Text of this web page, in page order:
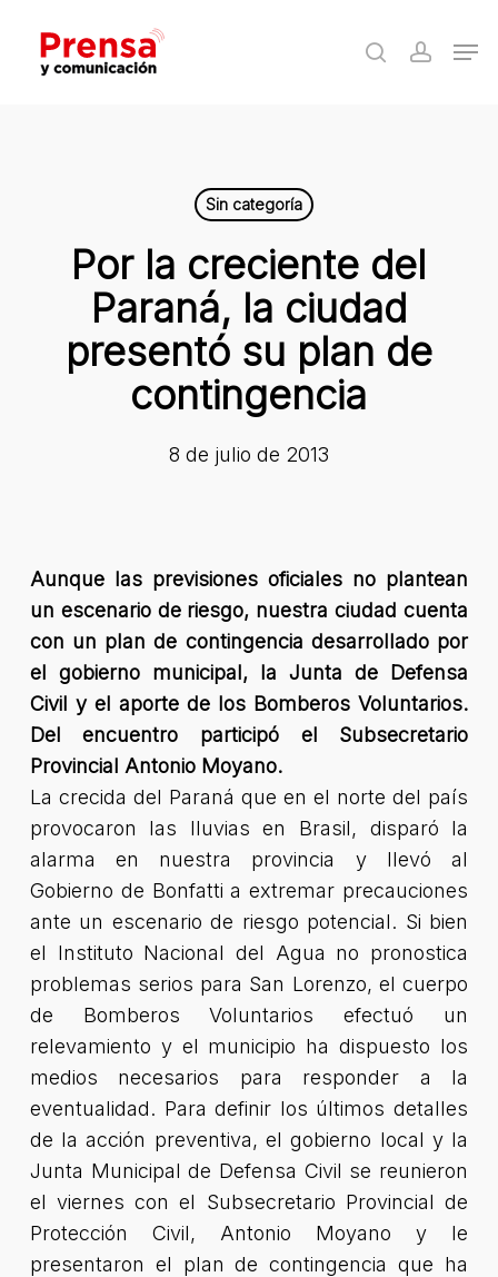
main
search
Sin categoría
Por la creciente del
Paraná, la ciudad
presentó su plan de
contingencia
8 de julio de 2013
Aunque las previsiones oficiales no plantean
un escenario de riesgo, nuestra ciudad cuenta
con un plan de contingencia desarrollado por
el gobierno municipal, la Junta de Defensa
Civil y el aporte de los Bomberos Voluntarios.
Del encuentro participó el Subsecretario
Provincial Antonio Moyano.
La crecida del Paraná que en el norte del país
provocaron las lluvias en Brasil, disparó la
alarma en nuestra provincia y llevó al
Gobierno de Bonfatti a extremar precauciones
ante un escenario de riesgo potencial. Si bien
el Instituto Nacional del Agua no pronostica
problemas serios para San Lorenzo, el cuerpo
de Bomberos Voluntarios efectuó un
relevamiento y el municipio ha dispuesto los
medios necesarios para responder a la
eventualidad. Para definir los últimos detalles
de la acción preventiva, el gobierno local y la
Junta Municipal de Defensa Civil se reunieron
el viernes con el Subsecretario Provincial de
Protección Civil, Antonio Moyano y le
presentaron el plan de contingencia que ha